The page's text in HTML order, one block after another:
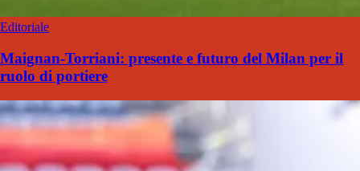
Editoriale
Maignan-Torriani: presente e futuro del Milan per il
ruolo di portiere